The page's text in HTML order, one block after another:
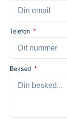
Telefon
Beksed